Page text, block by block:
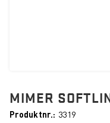
MIMER
Produktnr.
3319